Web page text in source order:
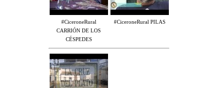
#CiceroneRural
CARRIÓN DE LOS
CÉSPEDES
#CiceroneRural PILAS